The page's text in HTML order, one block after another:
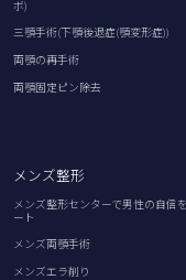
ボ)
三顎手術(下顎後退症(顎変形症))
両顎の再手術
両顎固定ピン除去
メンズ整形
メンズ整形センターで男性の自信
ート
メンズ両顎手術
メンズエラ削り